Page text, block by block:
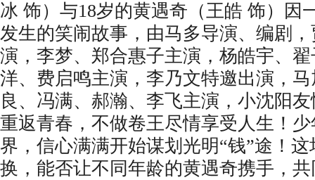
冰 饰）与18岁的黄遇奇（王皓 饰）因
发生的笑闹故事，由马多导演、编剧
演，李梦、郑合惠子主演，杨皓宇、
洋、费启鸣主演，李乃文特邀出演，
良、冯满、郝瀚、李飞主演，小沈阳
重返青春，不做卷王尽情享受人生！
界，信心满满开始谋划光明“钱”途！
换，能否让不同年龄的黄遇奇携手，